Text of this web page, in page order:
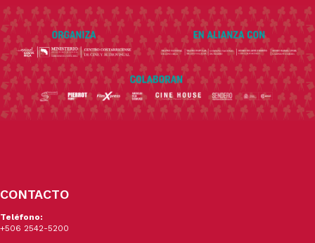
CONTACTO
Teléfono:
+506 2542-5200